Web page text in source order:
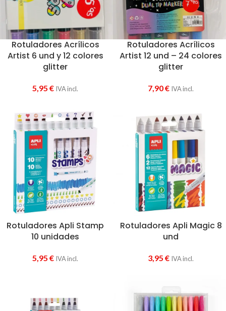
Rotuladores Acrílicos
Artist 6 und y 12 colores
glitter
5,95 € IVA incl.
Rotuladores Acrílicos
Artist 12 und – 24 colores
glitter
7,90€ IVA incl.
Rotuladores Apli Stamp
10 unidades
5,95 € IVA incl.
Rotuladores Apli Magic 8
und
3,95 € IVA incl.